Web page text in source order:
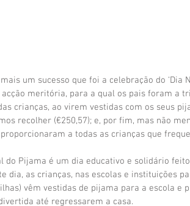
um sucesso que foi a celebração do ‘Dia
acção meritória, para a qual os pais foram a
crianças, ao virem vestidas com os seus
recolher (€250,57); e, por fim, mas não
a todas as crianças que
do Pijama é um dia educativo e solidário
dia, as crianças, nas escolas e instituições
vêm vestidas de pijama para a escola e
até regressarem a casa.